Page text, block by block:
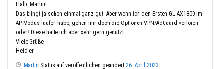
Hallo Martin!
Das klingt ja schon einmal ganz gut. Aber wenn ich den Ersten GL-AX1800 im
AP Modus laufen habe, gehen mir doch die Optionen VPN/AdGuard verloren
oder? Diese hätte ich aber sehr gern genutzt.
Viele Grüße
Heidjer
Martin Status auf veröffentlichen geändert 26. April 2023